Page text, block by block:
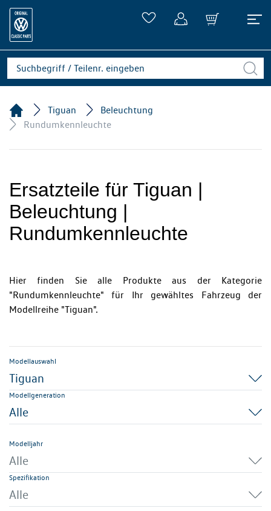
Tiguan
Beleuchtung
Rundumkennleuchte
Ersatzteile für Tiguan |
Beleuchtung |
Rundumkennleuchte
Hier finden Sie alle Produkte aus der Kategorie
"Rundumkennleuchte" für Ihr gewähltes Fahrzeug der
Modellreihe "Tiguan".
Modellauswahl
Tiguan
Modellgeneration
Alle
Modelljahr
Alle
Spezifikation
Alle